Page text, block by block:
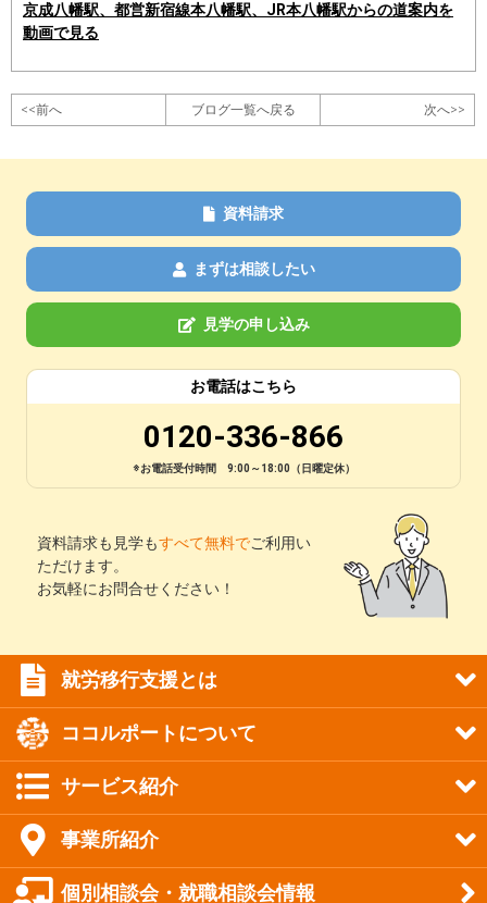
京成八幡駅、都営新宿線本八幡駅、JR本八幡駅からの道案内を
動画で見る
<<前へ ブログ一覧へ戻る 次へ>>
資料請求
まずは相談したい
見学の申し込み
お電話はこちら
0120-336-866
※お電話受付時間 9:00～18:00（日曜定休）
資料請求も見学もすべて無料でご利用い
ただけます。
お気軽にお問合せください！
就労移行支援とは
ココルポートについて
サービス紹介
事業所紹介
個別相談会・就職相談会情報